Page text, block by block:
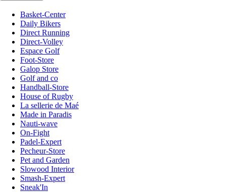
Basket-Center
Daily Bikers
Direct Running
Direct-Volley
Espace Golf
Foot-Store
Galop Store
Golf and co
Handball-Store
House of Rugby
La sellerie de Maé
Made in Paradis
Nauti-wave
On-Fight
Padel-Expert
Pecheur-Store
Pet and Garden
Slowood Interior
Smash-Expert
Sneak'In